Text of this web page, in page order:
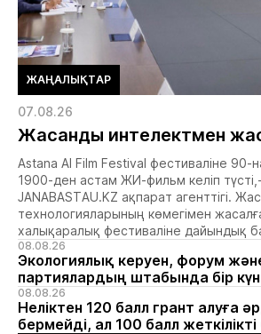
08.08.26
Экологиялық керуен, форум
партиялардың штабында бір күн
08.08.26
Неліктен 120 балл грант алуға
бермейді, ал 100 балл
ЖАҢАЛЫҚТАР
07.08.26
Жасанды интелектмен
Astana AI Film Festival фестиваліне 90-
1900-ден астам ЖИ-фильм келіп
JANABASTAU.KZ ақпарат агенттігі.
технологияларының көмегімен
халықаралық фестиваліне дайындық